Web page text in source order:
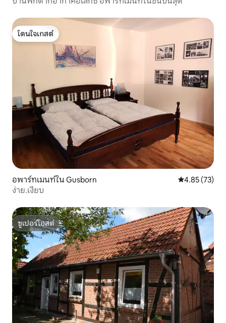
โดนใจเกสต์
โดนใจเกสต์
อพาร์ทเมนท์ใน Gusborn คะแนนเฉลี่ย
4.85 (73)
ง่าย.เงียบ
ซูเปอร์โฮสต์
ซูเปอร์โฮสต์